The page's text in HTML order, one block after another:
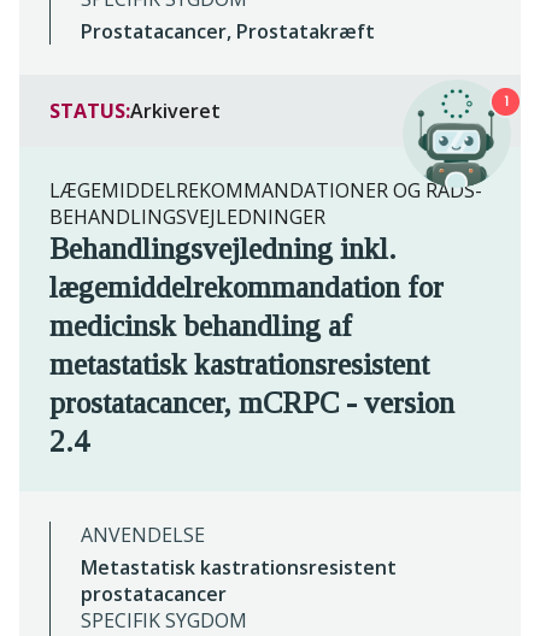
Prostatacancer, Prostatakræft
STATUS:Arkiveret
LÆGEMIDDELREKOMMANDATIONER OG RADS-
BEHANDLINGSVEJLEDNINGER
Behandlingsvejledning inkl.
lægemiddelrekommandation for
medicinsk behandling af
metastatisk kastrationsresistent
prostatacancer, mCRPC - version
2.4
ANVENDELSE
Metastatisk kastrationsresistent
prostatacancer
SPECIFIK SYGDOM
1